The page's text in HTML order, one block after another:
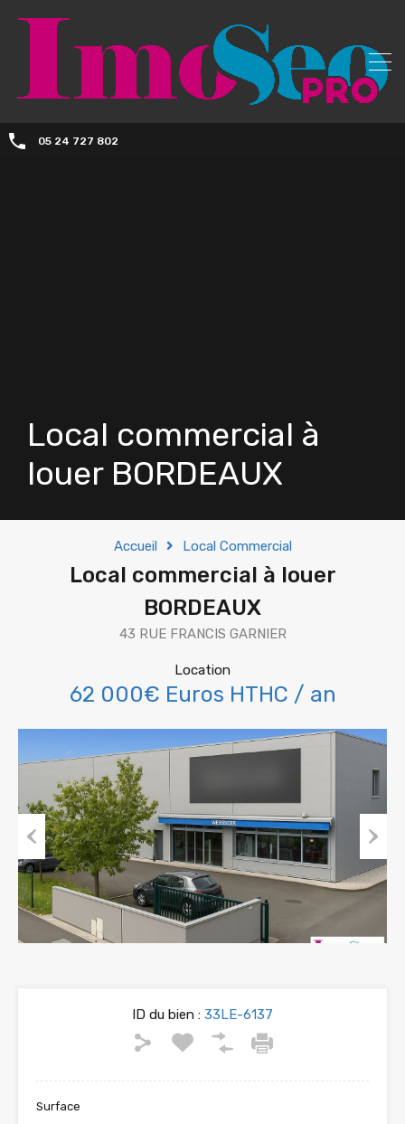
05 24 727 802
Local commercial à
louer BORDEAUX
Accueil Local Commercial
Local commercial à louer
BORDEAUX
43 RUE FRANCIS GARNIER
Location
62 000€ Euros HTHC / an
Previous Next
ID du bien : 33LE-6137
Surface